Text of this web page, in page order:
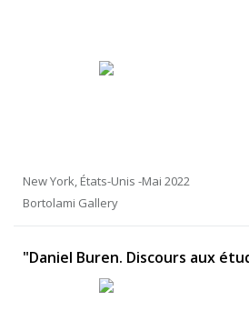
New York, États-Unis -Mai 2022
Bortolami Gallery
"Daniel Buren. Discours aux